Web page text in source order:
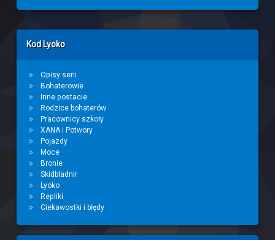
Left Sidebar
Kod Lyoko
Opisy serii
Bohaterowie
Inne postacie
Rodzice bohaterów
Pracownicy szkoły
XANA i Potwory
Pojazdy
Moce
Bronie
Skidbladnir
Lyoko
Repliki
Ciekawostki i błędy